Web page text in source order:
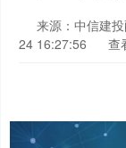
来源：中信建
24 16:27:56
查